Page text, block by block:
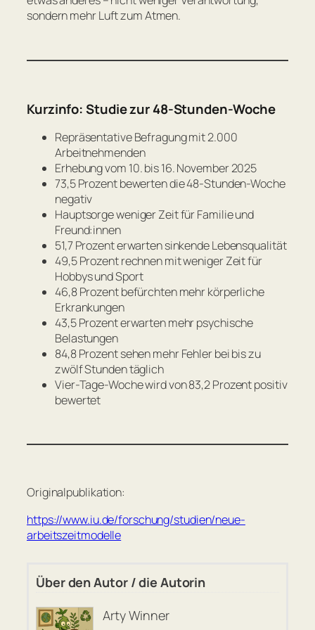
sondern mehr Luft zum Atmen.
Kurzinfo: Studie zur 48-Stunden-Woche
Repräsentative Befragung mit 2.000
Arbeitnehmenden
Erhebung vom 10. bis 16. November 2025
73,5 Prozent bewerten die 48-Stunden-Woche
negativ
Hauptsorge weniger Zeit für Familie und
Freund:innen
51,7 Prozent erwarten sinkende Lebensqualität
49,5 Prozent rechnen mit weniger Zeit für
Hobbys und Sport
46,8 Prozent befürchten mehr körperliche
Erkrankungen
43,5 Prozent erwarten mehr psychische
Belastungen
84,8 Prozent sehen mehr Fehler bei bis zu
zwölf Stunden täglich
Vier-Tage-Woche wird von 83,2 Prozent positiv
bewertet
Originalpublikation:
https://www.iu.de/forschung/studien/neue-
arbeitszeitmodelle
Über den Autor / die Autorin
Arty Winner